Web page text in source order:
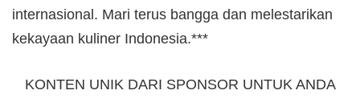
internasional. Mari terus bangga dan melestarikan
kekayaan kuliner Indonesia.***
KONTEN UNIK DARI SPONSOR UNTUK ANDA